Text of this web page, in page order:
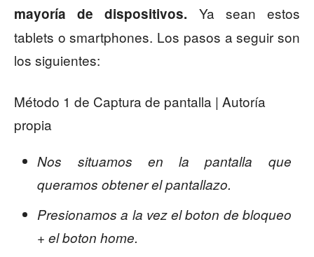
mayoría de dispositivos. Ya sean estos
tablets o smartphones. Los pasos a seguir son
los siguientes:
Método 1 de Captura de pantalla | Autoría
propia
Nos situamos en la pantalla que
queramos obtener el pantallazo.
Presionamos a la vez el boton de bloqueo
+ el boton home.